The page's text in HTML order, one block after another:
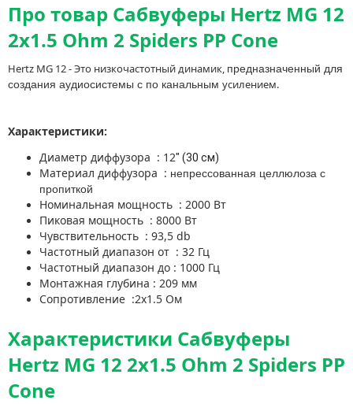
Про товар Сабвуферы Hertz MG 12
2x1.5 Ohm 2 Spiders PP Cone
Hertz MG 12 - Это низкочастотный динамик, предназначенный для
создания аудиосистемы с по канальным усилением.
Характеристики:
Диаметр диффузора : 12" (30 см)
Материал диффузора : непрессованная целлюлоза с
пропиткой
Номинальная мощность : 2000 Вт
Пиковая мощность : 8000 Вт
Чувствительность : 93,5 db
Частотный диапазон от : 32 Гц
Частотный диапазон до : 1000 Гц
Монтажная глубина : 209 мм
Сопротивление :2х1.5 Ом
Характеристики Сабвуферы
Hertz MG 12 2x1.5 Ohm 2 Spiders PP
Cone